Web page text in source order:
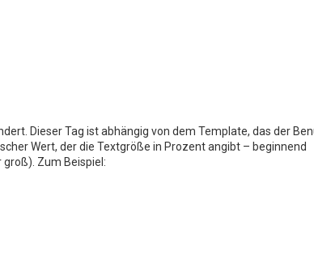
Dieser Tag ist abhängig von dem Template, das der
Wert, der die Textgröße in Prozent angibt – beginnend
Zum Beispiel: